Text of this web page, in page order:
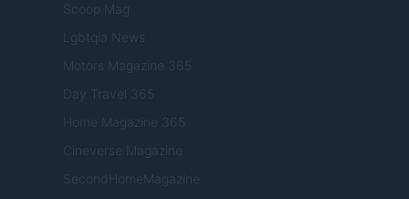
Scoop Mag
Lgbtqia News
Motors Magazine 365
Day Travel 365
Home Magazine 365
Cineverse Magazine
SecondHomeMagazine